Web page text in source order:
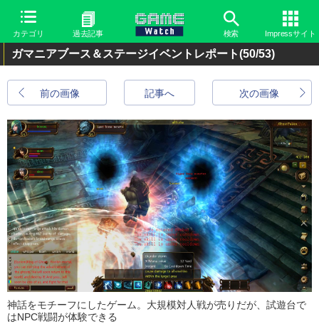
カテゴリ 過去記事 検索 Impressサイト
ガマニアブース＆ステージイベントレポート(50/53)
前の画像 次の画像
記事へ
神話をモチーフにしたゲーム。大規模対人戦が売りだが、試遊台で
はNPC戦闘が体験できる